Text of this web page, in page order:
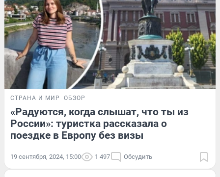
СТРАНА И МИР ОБЗОР
«Радуются, когда слышат, что ты из
России»: туристка рассказала о
поездке в Европу без визы
19 сентября, 2024, 15:00 1 497 Обсудить